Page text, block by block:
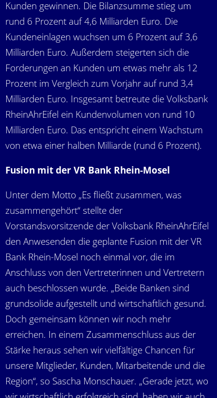
Kunden gewinnen. Die Bilanzsumme stieg um
rund 6 Prozent auf 4,6 Milliarden Euro. Die
Kundeneinlagen wuchsen um 6 Prozent auf 3,6
Milliarden Euro. Außerdem steigerten sich die
Forderungen an Kunden um etwas mehr als 12
Prozent im Vergleich zum Vorjahr auf rund 3,4
Milliarden Euro. Insgesamt betreute die Volksbank
RheinAhrEifel ein Kundenvolumen von rund 10
Milliarden Euro. Das entspricht einem Wachstum
von etwa einer halben Milliarde (rund 6 Prozent).
Fusion mit der VR Bank Rhein-Mosel
Unter dem Motto „Es fließt zusammen, was
zusammengehört“ stellte der
Vorstandsvorsitzende der Volksbank RheinAhrEifel
den Anwesenden die geplante Fusion mit der VR
Bank Rhein-Mosel noch einmal vor, die im
Anschluss von den Vertreterinnen und Vertretern
auch beschlossen wurde. „Beide Banken sind
grundsolide aufgestellt und wirtschaftlich gesund.
Doch gemeinsam können wir noch mehr
erreichen. In einem Zusammenschluss aus der
Stärke heraus sehen wir vielfältige Chancen für
unsere Mitglieder, Kunden, Mitarbeitende und die
Region“, so Sascha Monschauer. „Gerade jetzt, wo